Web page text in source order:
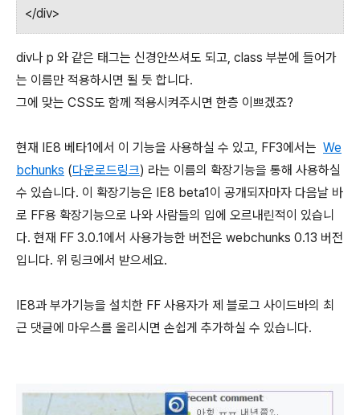
</div>
div나 p 와 같은 태그는 신경안쓰셔도 되고, class 부분에 들어가
는 이름만 적용하시면 될 듯 합니다.
그에 맞는 CSS도 함께 적용시켜주시면 한층 이쁘겠죠?
현재 IE8 베타1에서 이 기능을 사용하실 수 있고, FF3에서는 We
bchunks (다운로드링크) 라는 이름의 확장기능을 통해 사용하실
수 있습니다. 이 확장기능은 IE8 beta1이 공개되자마자 다음날 바
로 FF용 확장기능으로 나와 사람들의 입에 오르내린적이 있습니
다. 현재 FF 3.0.1에서 사용가능한 버전은 webchunks 0.13 버전
입니다. 위 링크에서 받으세요.
IE8과 부가기능을 설치한 FF 사용자가 제 블로그 사이드바의 최
근 댓글에 마우스를 올리시면 손쉽게 추가하실 수 있습니다.